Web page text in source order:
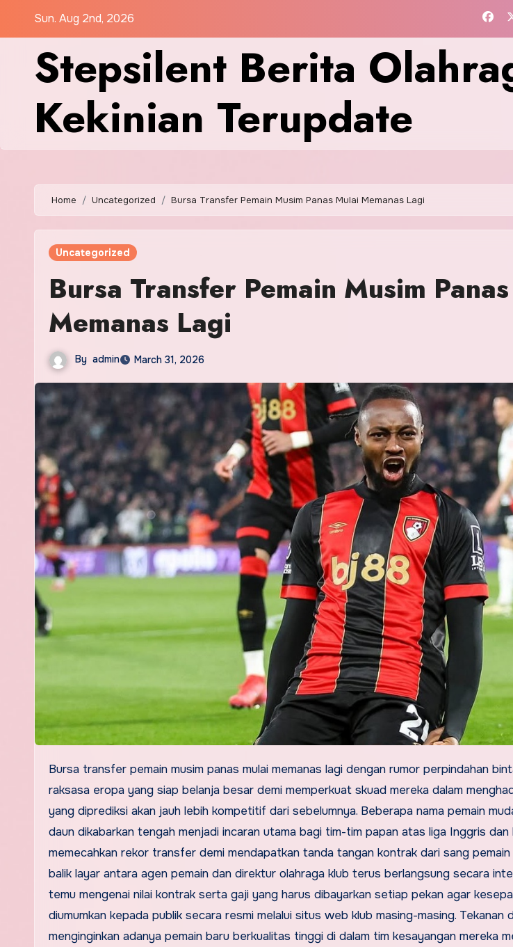
Sun. Aug 2nd, 2026
Stepsilent Berita
Kekinian Terupdate
Home Uncategorized Bursa Transfer Pemain Musim Panas Mulai Memanas Lagi
Uncategorized
Bursa Transfer Pemain Musim
Memanas Lagi
By admin March 31, 2026
Bursa transfer pemain musim panas mulai memanas lagi dengan rumor perpindahan bintang besar menuju klub-klub
raksasa eropa yang siap belanja besar demi memperkuat skuad mereka dalam
yang diprediksi akan jauh lebih kompetitif dari sebelumnya. Beberapa nama pemain
daun dikabarkan tengah menjadi incaran utama bagi tim-tim papan atas liga Inggris
memecahkan rekor transfer demi mendapatkan tanda tangan kontrak dari sang
balik layar antara agen pemain dan direktur olahraga klub terus berlangsung secara
temu mengenai nilai kontrak serta gaji yang harus dibayarkan setiap pekan agar
diumumkan kepada publik secara resmi melalui situs web klub masing-masing.
menginginkan adanya pemain baru berkualitas tinggi di dalam tim kesayangan mereka